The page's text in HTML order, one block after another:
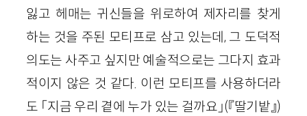
잃고 헤매는 귀신들을 위로하여 제자리를 찾게
하는 것을 주된 모티프로 삼고 있는데, 그 도덕적
의도는 사주고 싶지만 예술적으로는 그다지 효과
적이지 않은 것 같다. 이런 모티프를 사용하더라
도 「지금 우리 곁에 누가 있는 걸까요」(『딸기밭』)